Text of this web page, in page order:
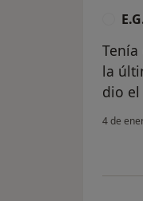
la
dio
4 de